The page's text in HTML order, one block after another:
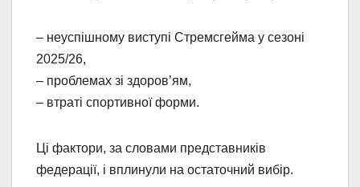
– неуспішному виступі Стремсгейма у сезоні
2025/26,
– проблемах зі здоров’ям,
– втраті спортивної форми.
Ці фактори, за словами представників
федерації, і вплинули на остаточний вибір.